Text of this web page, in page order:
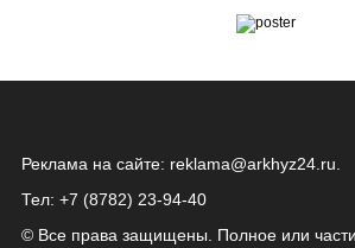
Реклама на сайте: reklama@arkhyz24.ru
Тел: +7 (8782) 23‑94‑40
© Все права защищены. Полное или